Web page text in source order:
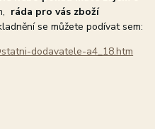
ráda pro vás zboží
se můžete podívat sem:
dodavatele-a4_18.htm